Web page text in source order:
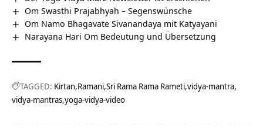
Om Swasthi Prajabhyah – Segenswünsche
Om Namo Bhagavate Sivanandaya mit Katyayani
Narayana Hari Om Bedeutung und Übersetzung
TAGGED: Kirtan Ramani Sri Rama Rama Rameti vidya-mantra
vidya-mantras yoga-vidya-video